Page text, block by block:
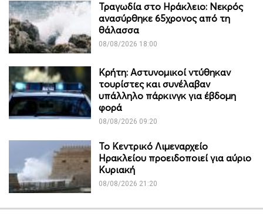
Τραγωδία στο Ηράκλειο: Νεκρός
ανασύρθηκε 65χρονος από τη
θάλασσα
08/08/2026 18:00
Κρήτη: Αστυνομικοί ντύθηκαν
τουρίστες και συνέλαβαν
υπάλληλο πάρκινγκ για έβδομη
φορά
08/08/2026 09:20
Το Κεντρικό Λιμεναρχείο
Ηρακλείου προειδοποιεί για αύριο
Κυριακή
08/08/2026 21:20